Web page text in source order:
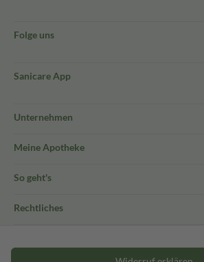
Folge uns
Sanicare App
Unternehmen
Meine Apotheke
So geht's
Rechtliches